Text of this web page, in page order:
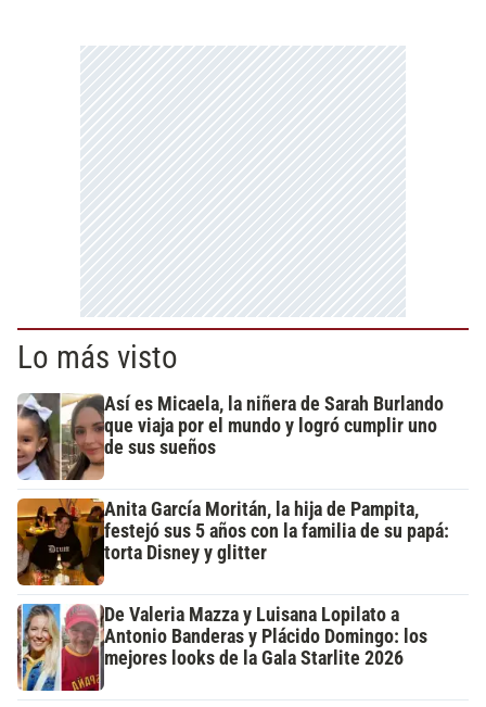
Lo más visto
Así es Micaela, la niñera de Sarah Burlando
que viaja por el mundo y logró cumplir uno
de sus sueños
Anita García Moritán, la hija de Pampita,
festejó sus 5 años con la familia de su papá:
torta Disney y glitter
De Valeria Mazza y Luisana Lopilato a
Antonio Banderas y Plácido Domingo: los
mejores looks de la Gala Starlite 2026